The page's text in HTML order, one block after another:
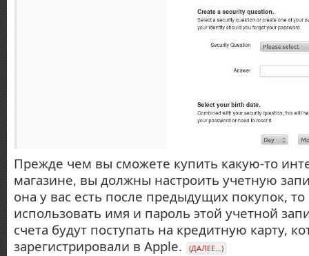
Прежде чем вы сможете купить какую-то
магазине, вы должны настроить учетную
она у вас есть после предыдущих покупок,
использовать имя и пароль этой учетной
счета будут поступать на кредитную карту,
зарегистрировали в Apple.
(ДАЛЕЕ…)